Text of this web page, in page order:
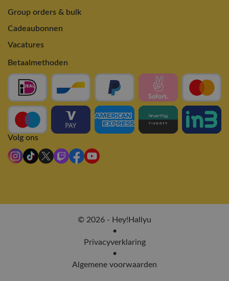
Group orders & bulk
Cadeaubonnen
Vacatures
Betaalmethoden
Volg ons
© 2026 - Hey!Hallyu
•
Privacyverklaring
•
Algemene voorwaarden